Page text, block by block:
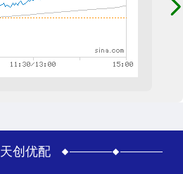
天创优配